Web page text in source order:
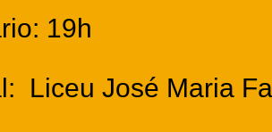
19h
Liceu José Maria